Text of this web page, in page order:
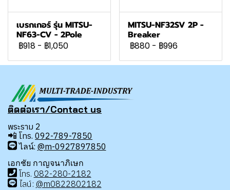
เบรกเกอร์ รุ่น MITSU-
NF63-CV - 2Pole
฿918 - ฿1,050
MITSU-NF32SV 2P -
Breaker
฿880 - ฿996
ติดต่อเรา/Contact us
พระราม 2
📲 โทร. 092-789-7850
ไลน์: @m-0927897850
เอกชัย กาญจนาภิเษก
โทร. 082-280-2182
ไลน์: @m0822802182